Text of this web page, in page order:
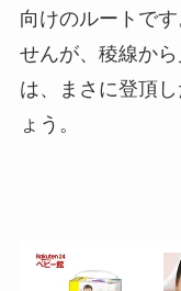
向けのルートで
せんが、稜線か
は、まさに登頂
ょう。